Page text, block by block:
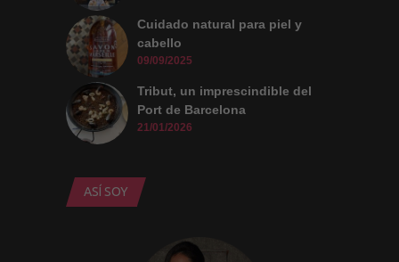
Cuidado natural para piel y
cabello
09/09/2025
Tribut, un imprescindible del
Port de Barcelona
21/01/2026
ASÍ SOY